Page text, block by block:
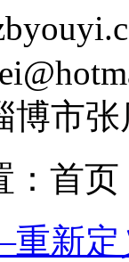
博市
：首
新定